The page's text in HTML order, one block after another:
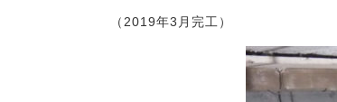
（2019年3月完工）